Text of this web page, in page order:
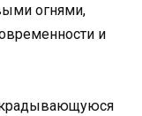
огнями,
и